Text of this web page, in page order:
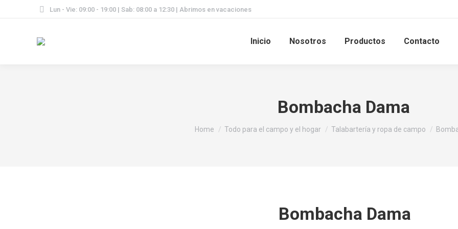
Lun - Vie: 09:00 - 19:00 | Sab: 08:00 a 12:30 | Abrimos en vacaciones
Inicio Nosotros Productos Contacto
Bombacha Dama
You are here:
Home Todo para el campo y el hogar Talabartería y ropa de campo
Bombacha Dama